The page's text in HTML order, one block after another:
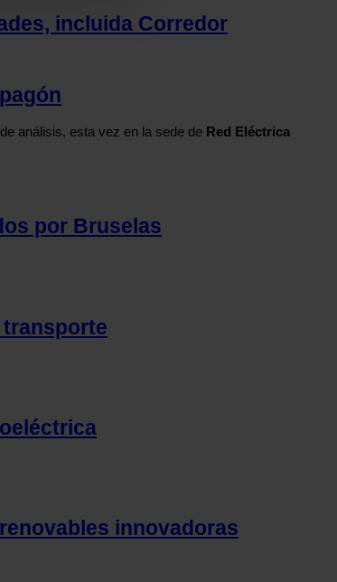
de
o
incluida Corredor
análisis, esta vez en la sede de Red Eléctrica
por Bruselas
transporte
innovadoras